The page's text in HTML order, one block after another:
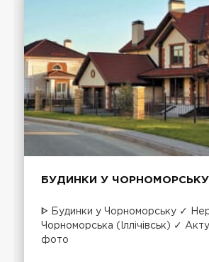
БУДИНКИ У ЧОРНОМОРСЬКУ
ᐈ Будинки у Чорноморську ✓
Чорноморська (Іллічівськ) ✓
фото